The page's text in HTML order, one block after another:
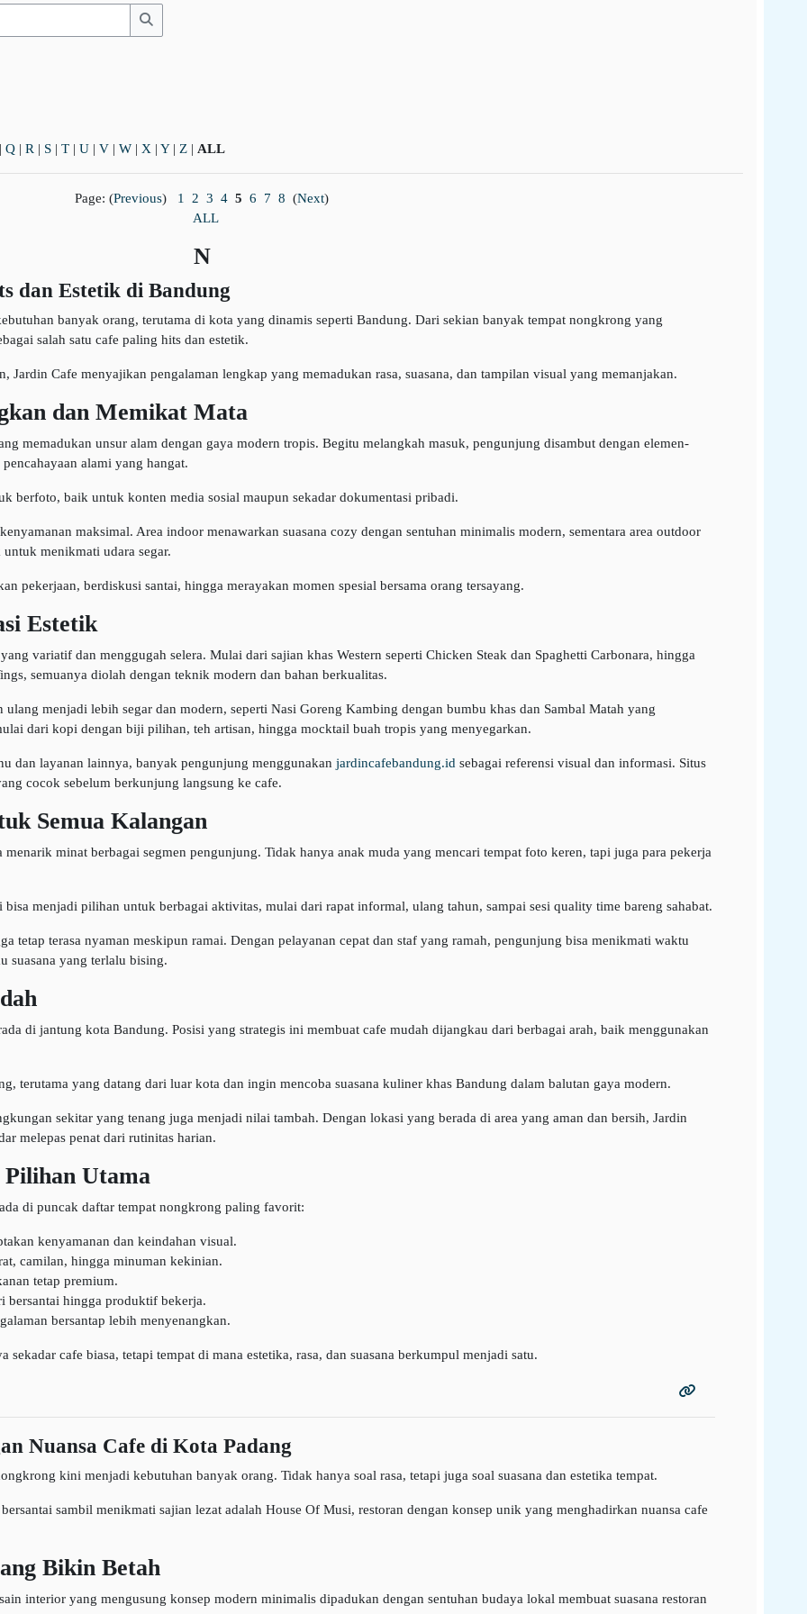
Search
Q | R | S | T | U | V | W | X | Y| Z | ALL
Page: (Previous) 1 2 3 4 5 6 7 8 (Next)
ALL
N
dan Estetik di Bandung
banyak orang, terutama di kota yang dinamis seperti Bandung. Dari sekian banyak tempat nongkrong yang
salah satu cafe paling hits dan estetik.
Jardin Cafe menyajikan pengalaman lengkap yang memadukan rasa, suasana, dan tampilan visual yang memanjakan.
dan Memikat Mata
memadukan unsur alam dengan gaya modern tropis. Begitu melangkah masuk, pengunjung disambut dengan elemen-
alami yang hangat.
berfoto, baik untuk konten media sosial maupun sekadar dokumentasi pribadi.
maksimal. Area indoor menawarkan suasana cozy dengan sentuhan minimalis modern, sementara area outdoor
menikmati udara segar.
pekerjaan, berdiskusi santai, hingga merayakan momen spesial bersama orang tersayang.
Estetik
variatif dan menggugah selera. Mulai dari sajian khas Western seperti Chicken Steak dan Spaghetti Carbonara, hingga
semuanya diolah dengan teknik modern dan bahan berkualitas.
menjadi lebih segar dan modern, seperti Nasi Goreng Kambing dengan bumbu khas dan Sambal Matah yang
dari kopi dengan biji pilihan, teh artisan, hingga mocktail buah tropis yang menyegarkan.
dan layanan lainnya, banyak pengunjung menggunakan jardincafebandung.id sebagai referensi visual dan informasi. Situs
cocok sebelum berkunjung langsung ke cafe.
Semua Kalangan
minat berbagai segmen pengunjung. Tidak hanya anak muda yang mencari tempat foto keren, tapi juga para pekerja
menjadi pilihan untuk berbagai aktivitas, mulai dari rapat informal, ulang tahun, sampai sesi quality time bareng sahabat.
tetap terasa nyaman meskipun ramai. Dengan pelayanan cepat dan staf yang ramah, pengunjung bisa menikmati waktu
suasana yang terlalu bising.
di jantung kota Bandung. Posisi yang strategis ini membuat cafe mudah dijangkau dari berbagai arah, baik menggunakan
terutama yang datang dari luar kota dan ingin mencoba suasana kuliner khas Bandung dalam balutan gaya modern.
sekitar yang tenang juga menjadi nilai tambah. Dengan lokasi yang berada di area yang aman dan bersih, Jardin
melepas penat dari rutinitas harian.
Utama
di puncak daftar tempat nongkrong paling favorit:
kenyamanan dan keindahan visual.
camilan, hingga minuman kekinian.
tetap premium.
bersantai hingga produktif bekerja.
bersantap lebih menyenangkan.
cafe biasa, tetapi tempat di mana estetika, rasa, dan suasana berkumpul menjadi satu.
Nuansa Cafe di Kota Padang
kini menjadi kebutuhan banyak orang. Tidak hanya soal rasa, tetapi juga soal suasana dan estetika tempat.
sambil menikmati sajian lezat adalah House Of Musi, restoran dengan konsep unik yang menghadirkan nuansa cafe
Bikin Betah
interior yang mengusung konsep modern minimalis dipadukan dengan sentuhan budaya lokal membuat suasana restoran